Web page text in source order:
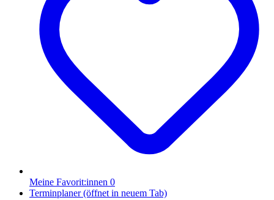
Meine Favorit:innen 0
Terminplaner(öffnet in neuem Tab)